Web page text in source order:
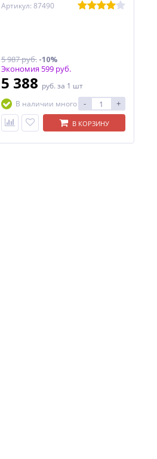
Артикул: 87490
5 987 руб.-10%
Экономия 599 руб.
5 388 руб. за 1 шт
В наличии много
- +
В КОРЗИНУ